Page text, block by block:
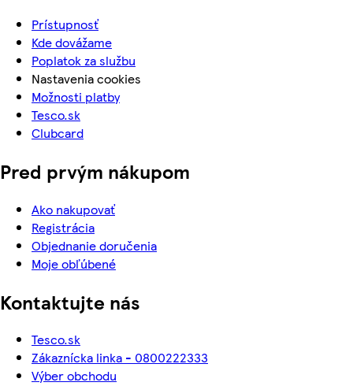
Prístupnosť
Kde dovážame
Poplatok za službu
Nastavenia cookies
Možnosti platby
Tesco.sk
Clubcard
Pred prvým nákupom
Ako nakupovať
Registrácia
Objednanie doručenia
Moje obľúbené
Kontaktujte nás
Tesco.sk
Zákaznícka linka - 0800222333
Výber obchodu